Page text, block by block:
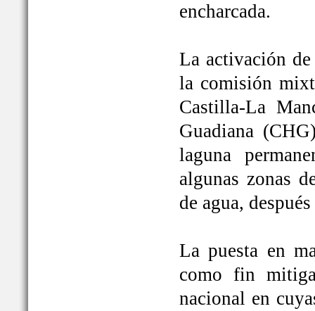
encharcada.
La activación
la comisión
Castilla-La
Guadiana
laguna
algunas zonas
de agua,
La puesta en
como fin
nacional en